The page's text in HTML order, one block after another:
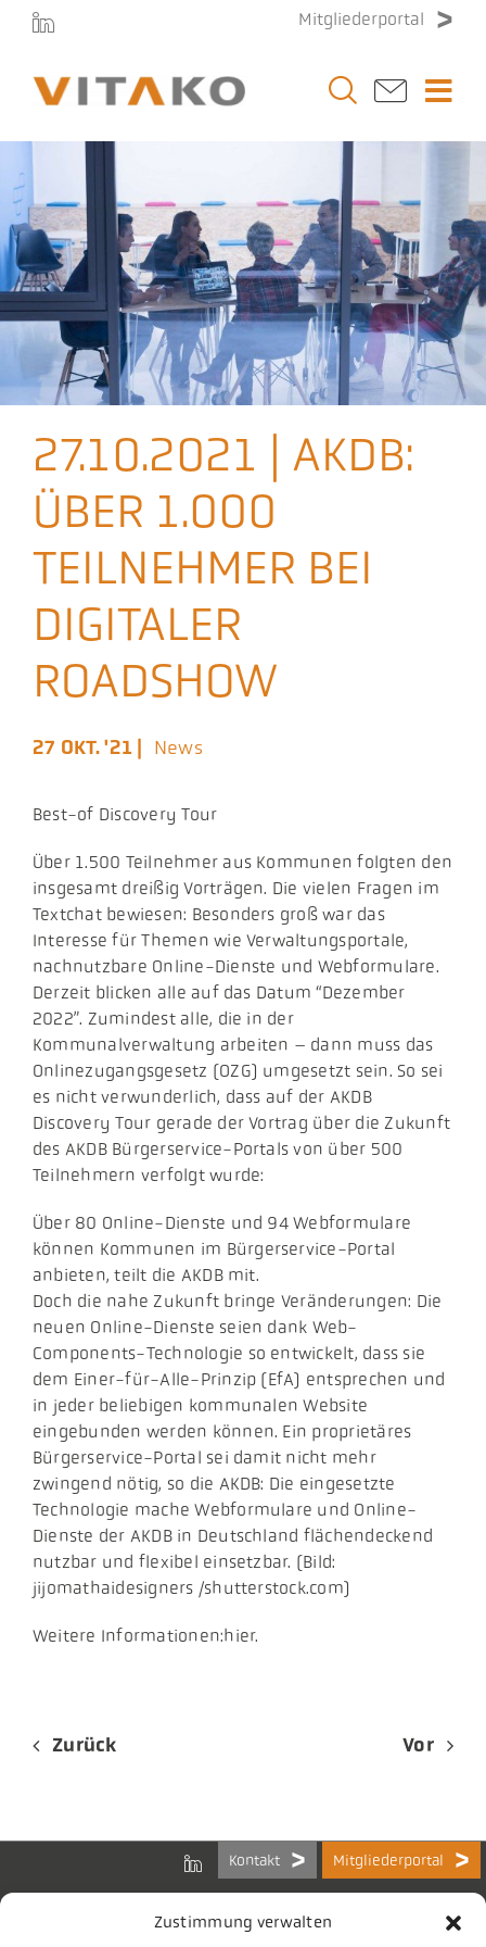
Zustimmung verwalten
Zum
springen
Mitgliederportal
Vitako
Themen
Stellenmarkt
Veranstaltungen
Presse
Aktuelles
Podcast
27.10.2021 | AKDB:
ÜBER 1.000
TEILNEHMER BEI
DIGITALER
ROADSHOW
27 OKT. '21 | News
Best-of Discovery Tour
​Über 1.500 Teilnehmer aus Kommunen folgten den
insgesamt dreißig Vorträgen. Die vielen Fragen im
Textchat bewiesen: Besonders groß war das
Interesse für Themen wie Verwaltungsportale,
nachnutzbare Online-Dienste und Webformulare.
Derzeit blicken alle auf das Datum “Dezember
2022”. Zumindest alle, die in der
Kommunalverwaltung arbeiten – dann muss das
Onlinezugangsgesetz (OZG) umgesetzt sein. So sei
es nicht verwunderlich, dass auf der AKDB
Discovery Tour gerade der Vortrag über die Zukunft
des AKDB Bürgerservice-Portals von über 500
Teilnehmern verfolgt wurde:
Über 80 Online-Dienste und 94 Webformulare
können Kommunen im Bürgerservice-Portal
anbieten, teilt die AKDB mit.
Doch die nahe Zukunft bringe Veränderungen: Die
neuen Online-Dienste seien dank Web-
Components-Technologie so entwickelt, dass sie
dem Einer-für-Alle-Prinzip (EfA) entsprechen und
in jeder beliebigen kommunalen Website
eingebunden werden können. Ein proprietäres
Bürgerservice-Portal sei damit nicht mehr
zwingend nötig, so die AKDB: Die eingesetzte
Technologie mache Webformulare und Online-
Dienste der AKDB in Deutschland flächendeckend
nutzbar und flexibel einsetzbar. (Bild:
jijomathaidesigners /shutterstock.com)
Weitere Informationen:hier.
Zurück Vor
Kontakt Mitgliederportal